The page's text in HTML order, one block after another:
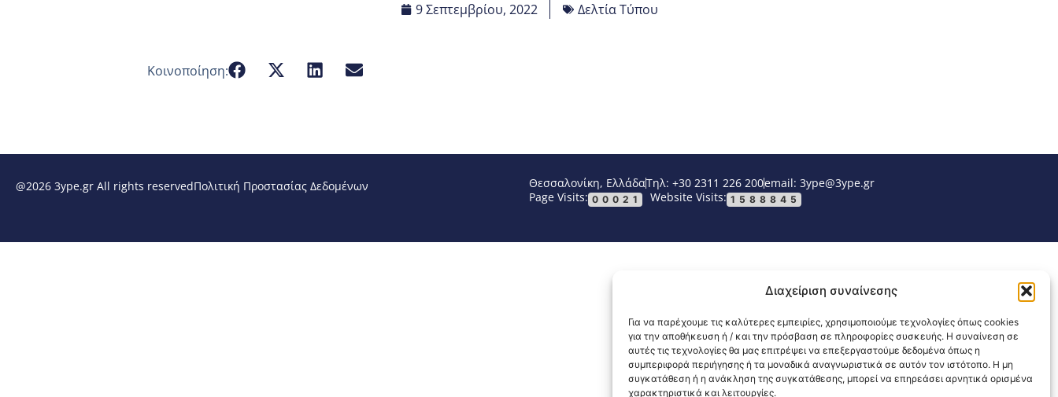
Διαχείριση συναίνεσης
Για να παρέχουμε τις καλύτερες εμπειρίες, χρησιμοποιούμε τεχνολογίες όπως cookies
για την αποθήκευση ή / και την πρόσβαση σε πληροφορίες συσκευής. Η συναίνεση σε
αυτές τις τεχνολογίες θα μας επιτρέψει να επεξεργαστούμε δεδομένα όπως η
συμπεριφορά περιήγησης ή τα μοναδικά αναγνωριστικά σε αυτόν τον ιστότοπο. Η μη
συγκατάθεση ή η ανάκληση της συγκατάθεσης, μπορεί να επηρεάσει αρνητικά ορισμένα
χαρακτηριστικά και λειτουργίες.
9 Σεπτεμβρίου, 2022 Δελτία Τύπου
Κοινοποίηση:
@2026 3ype.gr All rights reservedΠολιτική Προστασίας Δεδομένων Θεσσαλονίκη, ΕλλάδαΤηλ: +30 2311 226 200email: 3ype@3ype.gr
Page Visits: 00021 Website Visits: 1588845